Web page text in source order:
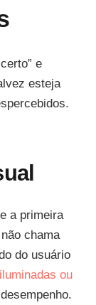
e
esteja
a primeira
chama
do usuário
ou